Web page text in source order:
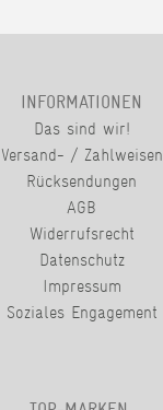
INFORMATIONEN
Das sind wir!
Versand- / Zahlweisen
Rücksendungen
AGB
Widerrufsrecht
Datenschutz
Impressum
Soziales Engagement